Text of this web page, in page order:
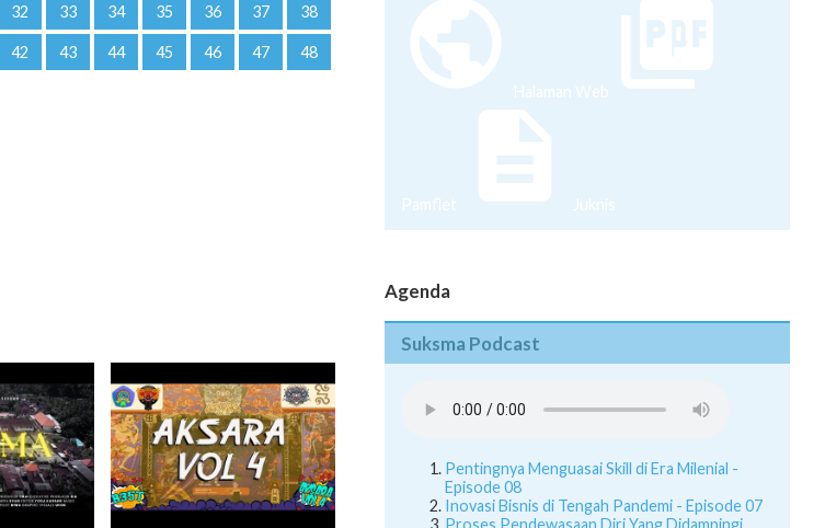
32 33 34 35 36 37 38
42 43 44 45 46 47 48
Halaman Web
Pamflet Juknis
Agenda
Suksma Podcast
Pentingnya Menguasai Skill di Era Milenial -
Episode 08
Inovasi Bisnis di Tengah Pandemi - Episode 07